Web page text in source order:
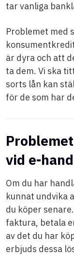
tar vanliga
Problemet med
är dyra och att
ta dem. Vi ska
sorts lån kan
för de som har
vid e-
Om du har
kunnat undvika
du köper
faktura, betala
av det du har
erbjuds dessa